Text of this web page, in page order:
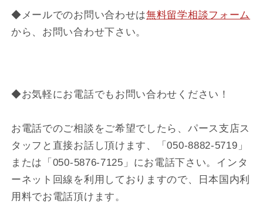
◆メールでのお問い合わせは無料留学相談フォーム
から、お問い合わせ下さい。
◆お気軽にお電話でもお問い合わせください！
お電話でのご相談をご希望でしたら、パース支店ス
タッフと直接お話し頂けます、「050-8882-5719」
または「050-5876-7125」にお電話下さい。インタ
ーネット回線を利用しておりますので、日本国内利
用料でお電話頂けます。